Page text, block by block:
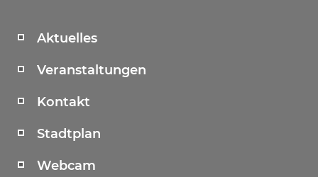
Aktuelles
Veranstaltungen
Kontakt
Stadtplan
Webcam